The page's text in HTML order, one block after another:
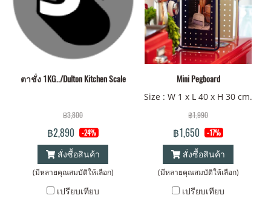
ตาชั่ง 1KG../Dulton Kitchen Scale
฿3,800
฿2,890 -24%
สั่งซื้อสินค้า
(มีหลายคุณสมบัติให้เลือก)
เปรียบเทียบ
Mini Pegboard
Size : W 1 x L 40 x H 30 cm.
฿1,990
฿1,650 -17%
สั่งซื้อสินค้า
(มีหลายคุณสมบัติให้เลือก)
เปรียบเทียบ